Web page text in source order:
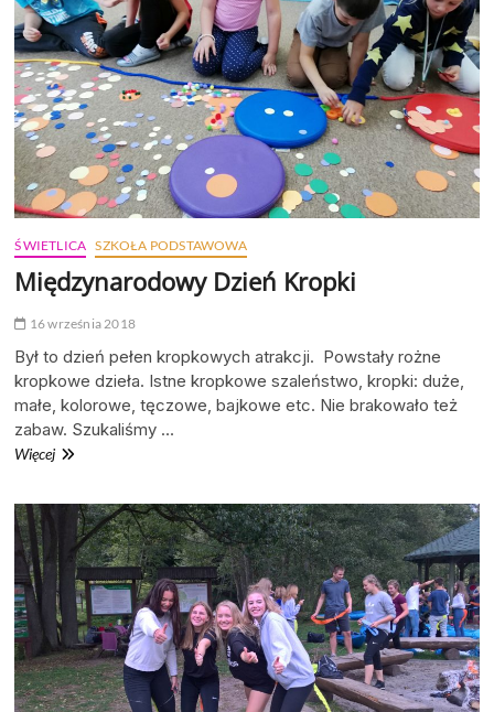
za
nami……
ŚWIETLICA SZKOŁA PODSTAWOWA
Międzynarodowy Dzień Kropki
16 września 2018
Był to dzień pełen kropkowych atrakcji. Powstały rożne
kropkowe dzieła. Istne kropkowe szaleństwo, kropki: duże,
małe, kolorowe, tęczowe, bajkowe etc. Nie brakowało też
zabaw. Szukaliśmy …
WięcejMiędzynarodowy